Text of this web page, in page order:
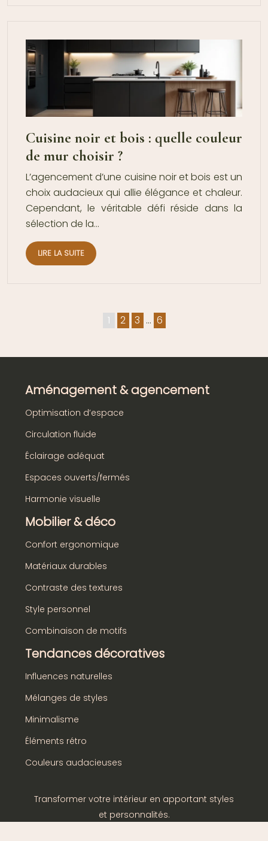
Cuisine noir et bois : quelle couleur
de mur choisir ?
L’agencement d’une cuisine noir et bois est un
choix audacieux qui allie élégance et chaleur.
Cependant, le véritable défi réside dans la
sélection de la…
LIRE LA SUITE
1 2 3 … 6
Aménagement & agencement
Optimisation d’espace
Circulation fluide
Éclairage adéquat
Espaces ouverts/fermés
Harmonie visuelle
Mobilier & déco
Confort ergonomique
Matériaux durables
Contraste des textures
Style personnel
Combinaison de motifs
Tendances décoratives
Influences naturelles
Mélanges de styles
Minimalisme
Éléments rétro
Couleurs audacieuses
Transformer votre intérieur en apportant styles
et personnalités.